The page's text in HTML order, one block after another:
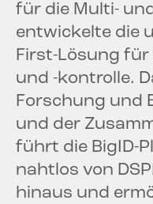
für die Multi-
entwickelte die
First-Lösung
und -kontrolle.
Forschung und
und der
führt die BigID-
nahtlos von
hinaus und